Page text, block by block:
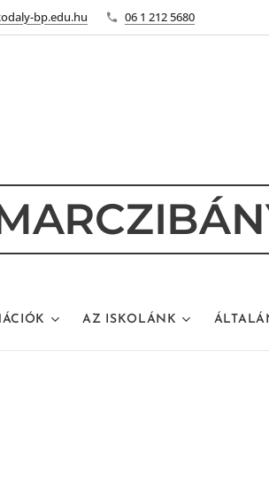
bp.edu.hu 06 1 212 5680
AZ ISKOLÁNK